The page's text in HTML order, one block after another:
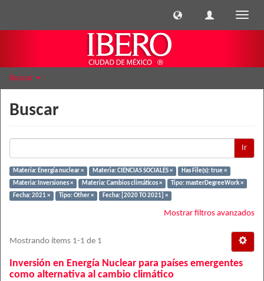
Buscar
Buscar
Ir
Materia: Energía nuclear × Materia: CIENCIAS SOCIALES ×
Has File(s): true ×
Materia: Inversiones ×
Materia: Cambios climáticos ×
Tipo: masterDegreeWork ×
Fecha: 2021 ×
Tipo: Other × Fecha: [2020 TO 2021] ×
Mostrar filtros avanzados
Mostrando ítems 1-1 de 1
Inversión en Energía Nuclear para países emergentes
como alternativa al cambio climático